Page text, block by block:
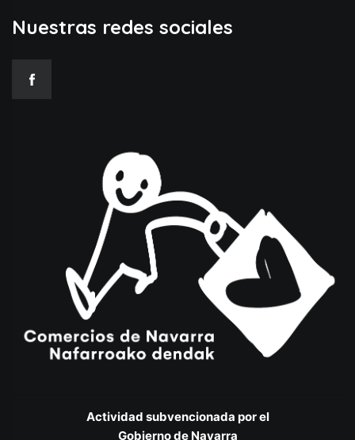
Nuestras redes sociales
Actividad subvencionada por el
Gobierno de Navarra